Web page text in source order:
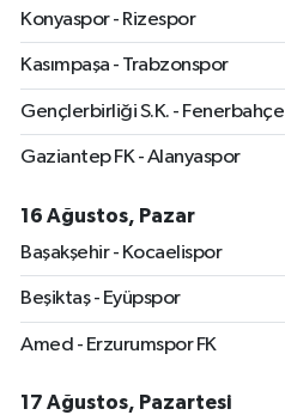
Konyaspor - Rizespor
Kasımpaşa - Trabzonspor
Gençlerbirliği S.K. - Fenerbahçe
Gaziantep FK - Alanyaspor
16 Ağustos, Pazar
Başakşehir - Kocaelispor
Beşiktaş - Eyüpspor
Amed - Erzurumspor FK
17 Ağustos, Pazartesi